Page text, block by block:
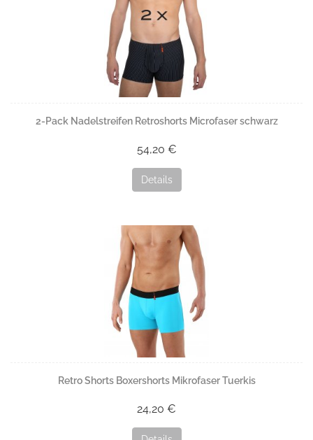
2-Pack Nadelstreifen Retroshorts Microfaser schwarz
54,20 €
Details
Retro Shorts Boxershorts Mikrofaser Tuerkis
24,20 €